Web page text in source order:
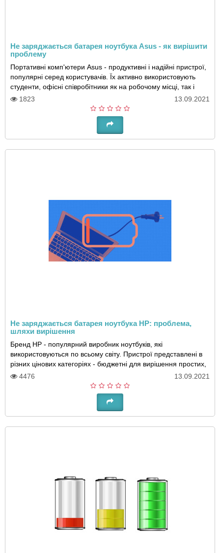
Не заряджається батарея ноутбука Asus - як вирішити
проблему
Портативні комп'ютери Asus - продуктивні і надійні пристрої,
популярні серед користувачів. Їх активно використовують
студенти, офісні співробітники як на робочому місці, так і
вдома. Разом з тим, висо..
1823 13.09.2021
Не заряджається батарея ноутбука HP: проблема,
шляхи вирішення
Бренд HP - популярний виробник ноутбуків, які
використовуються по всьому світу. Пристрої представлені в
різних цінових категоріях - бюджетні для вирішення простих,
непродуктивних завдань, техніка сере..
4476 13.09.2021